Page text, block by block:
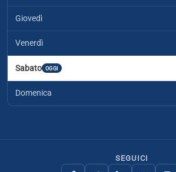
Giovedì
Venerdì
Sabato OGGI
Domenica
SEGUICI